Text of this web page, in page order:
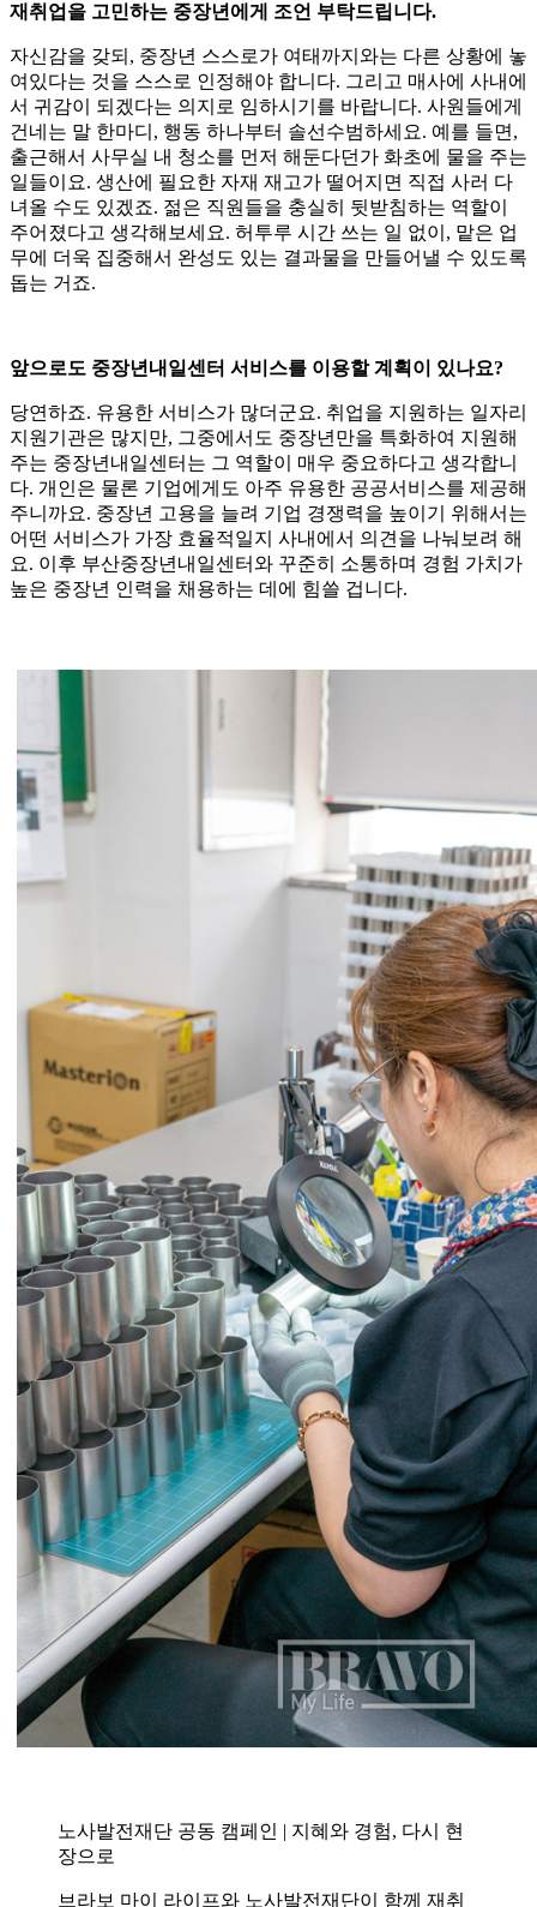
재취업을 고민하는 중장년에게 조언 부탁드립니다.
자신감을 갖되, 중장년 스스로가 여태까지와는 다른 상황에 놓
여있다는 것을 스스로 인정해야 합니다. 그리고 매사에 사내에
서 귀감이 되겠다는 의지로 임하시기를 바랍니다. 사원들에게
건네는 말 한마디, 행동 하나부터 솔선수범하세요. 예를 들면,
출근해서 사무실 내 청소를 먼저 해둔다던가 화초에 물을 주는
일들이요. 생산에 필요한 자재 재고가 떨어지면 직접 사러 다
녀올 수도 있겠죠. 젊은 직원들을 충실히 뒷받침하는 역할이
주어졌다고 생각해보세요. 허투루 시간 쓰는 일 없이, 맡은 업
무에 더욱 집중해서 완성도 있는 결과물을 만들어낼 수 있도록
돕는 거죠.
앞으로도 중장년내일센터 서비스를 이용할 계획이 있나요?
당연하죠. 유용한 서비스가 많더군요. 취업을 지원하는 일자리
지원기관은 많지만, 그중에서도 중장년만을 특화하여 지원해
주는 중장년내일센터는 그 역할이 매우 중요하다고 생각합니
다. 개인은 물론 기업에게도 아주 유용한 공공서비스를 제공해
주니까요. 중장년 고용을 늘려 기업 경쟁력을 높이기 위해서는
어떤 서비스가 가장 효율적일지 사내에서 의견을 나눠보려 해
요. 이후 부산중장년내일센터와 꾸준히 소통하며 경험 가치가
높은 중장년 인력을 채용하는 데에 힘쓸 겁니다.
노사발전재단 공동 캠페인 | 지혜와 경험, 다시 현
장으로
브라보 마이 라이프와 노사발전재단이 함께 재취